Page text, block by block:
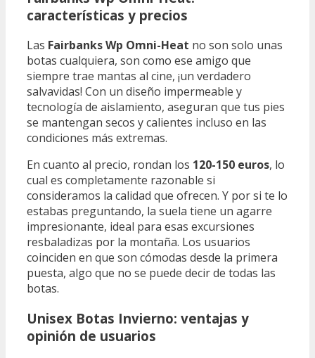
características y precios
Las Fairbanks Wp Omni-Heat no son solo unas
botas cualquiera, son como ese amigo que
siempre trae mantas al cine, ¡un verdadero
salvavidas! Con un diseño impermeable y
tecnología de aislamiento, aseguran que tus pies
se mantengan secos y calientes incluso en las
condiciones más extremas.
En cuanto al precio, rondan los 120-150 euros, lo
cual es completamente razonable si
consideramos la calidad que ofrecen. Y por si te lo
estabas preguntando, la suela tiene un agarre
impresionante, ideal para esas excursiones
resbaladizas por la montaña. Los usuarios
coinciden en que son cómodas desde la primera
puesta, algo que no se puede decir de todas las
botas.
Unisex Botas Invierno: ventajas y
opinión de usuarios